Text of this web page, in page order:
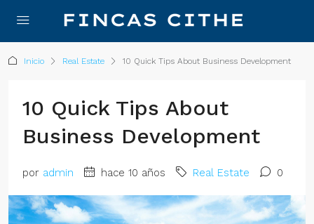
Inicio Real Estate 10 Quick Tips About Business Development
10 Quick Tips About
Business Development
por admin hace 10 años Real Estate 0